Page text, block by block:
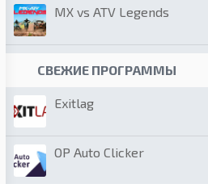
MX vs ATV Legends
СВЕЖИЕ ПРОГРАММЫ
Exitlag
OP Auto Clicker